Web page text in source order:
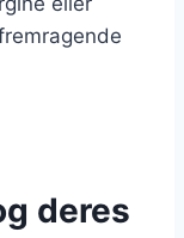
deres